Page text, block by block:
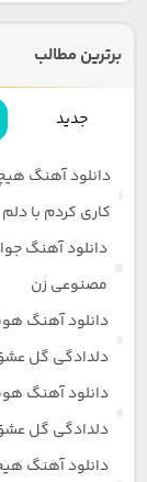
برترین مطالب
جدید
دانلود آهنگ
کاری کردم با
دانلود آهنگ
مصنوعی زن
دانلود آهنگ
دلدادگی گل
دانلود آهنگ
دلدادگی گل
دانلود آهنگ